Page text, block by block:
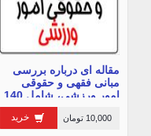
مقاله ای درباره بررسی
مبانی فقهی و حقوقی
امور ورزشی، شامل 140
خرید 10,000 تومان